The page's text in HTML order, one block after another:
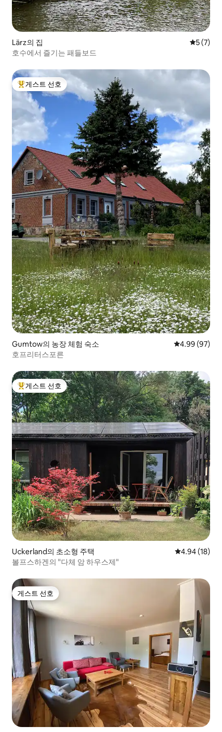
Lärz의 집 평점 5점
5 (7)
호수에서 즐기는 패들보드
상위 게스트 선호
게스트 선호
Gumtow의 농장 체험 숙소 평점 4.99점(5
4.99 (97)
호프리터스포른
상위 게스트 선호
게스트 선호
Uckerland의 초소형 주택 평점 4.94점(5
4.94 (18)
볼프스하겐의 "다체 암 하우스제"
게스트 선호
게스트 선호